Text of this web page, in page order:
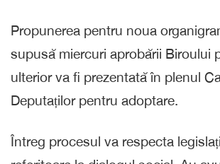
Propunerea pentru noua
supusă miercuri aprobării Biroului
ulterior va fi prezentată în plenul
Deputaților pentru adoptare.
Întreg procesul va respecta